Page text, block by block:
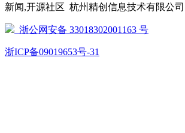
新闻,开源社区 杭州精创信息技术有限公司
浙公网安备 33018302001163 号
浙ICP备09019653号-31